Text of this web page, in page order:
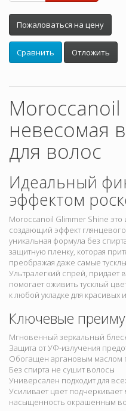
Пожаловаться на цену
Сравнить Отложить
невесомая
для волос
Идеальный
эффектом
Moroccanoil Glimmer Shine
создающий эффект
уникальная формула без
защитную пленку, которая
преображая даже самые
Ультралегкий спрей, придает
помогает оживить тусклый
к любой укладке для красивых
Ключевые
Мгновенный зеркальный
Защита от УФ-излучения
Обогащен аргановым маслом
Без спирта не сушит волосы
Универсален подходит для
Усиливает цвет
насыщенность окрашенным